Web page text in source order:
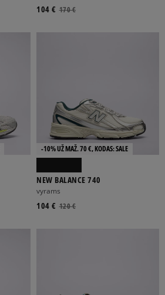
170 €
104 €
-10% UŽ MAŽ. 70 €, KODAS: SALE
NEW BALANCE 740
vyrams
120 €
104 €